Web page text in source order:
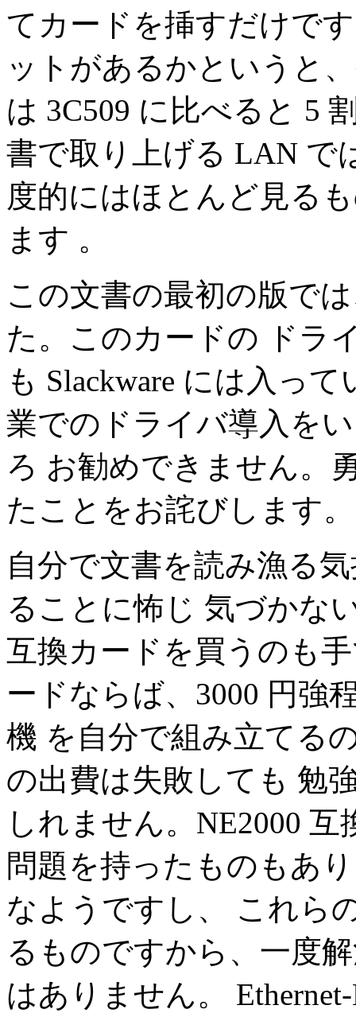
てカードを挿すだけで
ットがあるかというと
は 3C509 に比べると 5
書で取り上げる LAN で
度的にはほとんど見る
ます 。
この文書の最初の版で
た。このカードの ドラ
も Slackware には入っ
業でのドライバ導入を
ろ お勧めできません。
たことをお詫びします。
自分で文書を読み漁る
ることに怖じ 気づかな
互換カードを買うのも
ードならば、3000 円強
機 を自分で組み立てる
の出費は失敗しても 勉
しれません。NE2000
問題を持ったものもあ
なようですし、 これら
るものですから、一度
はありません。